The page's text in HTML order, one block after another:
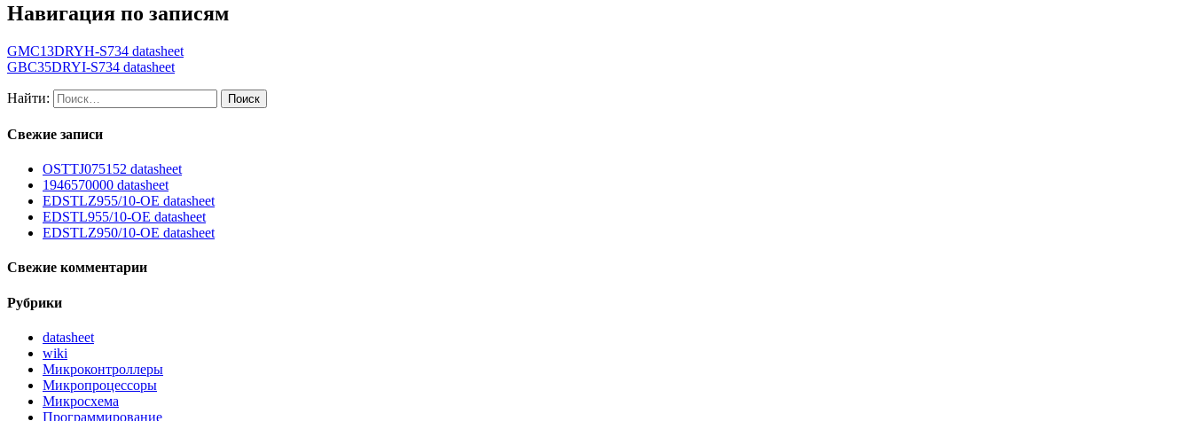
Навигация по записям
GMC13DRYH-S734 datasheet
GBC35DRYI-S734 datasheet
Найти:
Свежие записи
OSTTJ075152 datasheet
1946570000 datasheet
EDSTLZ955/10-OE datasheet
EDSTL955/10-OE datasheet
EDSTLZ950/10-OE datasheet
Свежие комментарии
Рубрики
datasheet
wiki
Микроконтроллеры
Микропроцессоры
Микросхема
Программирование